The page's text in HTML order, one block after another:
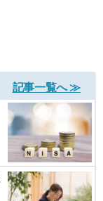
記事一覧へ ≫